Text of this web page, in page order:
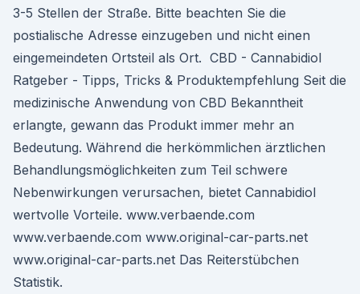
3-5 Stellen der Straße. Bitte beachten Sie die
postialische Adresse einzugeben und nicht einen
eingemeindeten Ortsteil als Ort. ️ CBD - Cannabidiol
Ratgeber - Tipps, Tricks & Produktempfehlung Seit die
medizinische Anwendung von CBD Bekanntheit
erlangte, gewann das Produkt immer mehr an
Bedeutung. Während die herkömmlichen ärztlichen
Behandlungsmöglichkeiten zum Teil schwere
Nebenwirkungen verursachen, bietet Cannabidiol
wertvolle Vorteile. www.verbaende.com
www.verbaende.com www.original-car-parts.net
www.original-car-parts.net Das Reiterstübchen
Statistik.